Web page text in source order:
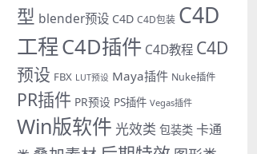
型 blender预设 C4D C4D包装 C4D
工程C4D插件 C4D教程 C4D
预设 FBX LUT预设 Maya插件 Nuke插件
PR插件 PR预设 PS插件 Vegas插件
Win版软件 光效类 包装类 卡通